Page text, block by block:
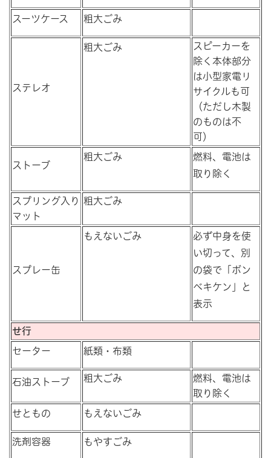
スーツケース 粗大ごみ
ステレオ
粗大ごみ
スピーカーを
除く本体部分
は小型家電リ
サイクルも可
（ただし木製
のものは不
可）
ストーブ
粗大ごみ
燃料、電池は
取り除く
スプリング入り
マット
粗大ごみ
スプレー缶
もえないごみ
必ず中身を使
い切って、別
の袋で「ボン
ベキケン」と
表示
せ行
セーター 紙類・布類
石油ストーブ 粗大ごみ
燃料、電池は
取り除く
せともの もえないごみ
洗剤容器 もやすごみ